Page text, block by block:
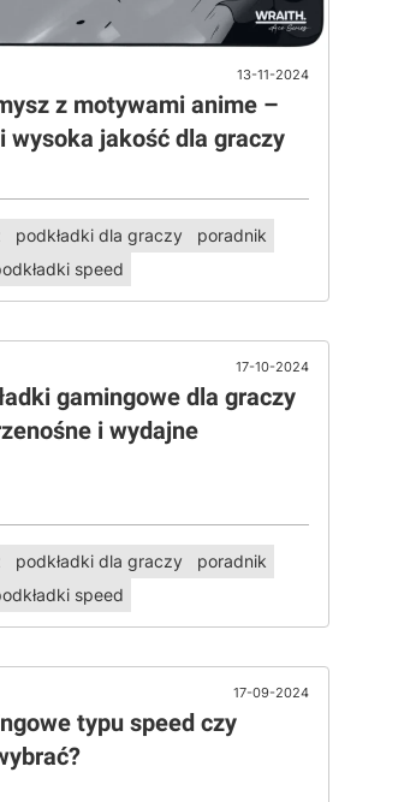
13-11-2024
z motywami anime –
wysoka jakość dla graczy
podkładki dla graczy
poradnik
speed
17-10-2024
gamingowe dla graczy
i wydajne
podkładki dla graczy
poradnik
speed
17-09-2024
typu speed czy